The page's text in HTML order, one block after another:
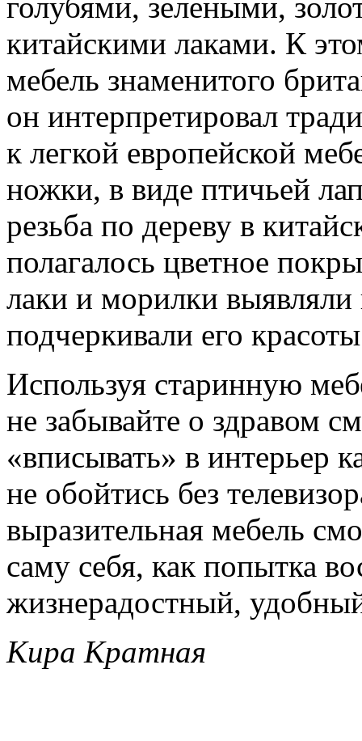
китайскими лаками. К
мебель знаменитого
он интерпретировал
к легкой европейской
ножки, в виде птичьей
резьба по дереву в
полагалось цветное
лаки и морилки выявляли
подчеркивали его
Используя старинную
не забывайте о здравом
«вписывать» в интерьер
не обойтись без
выразительная мебель
саму себя, как попытка
жизнерадостный,
Кира Кратная